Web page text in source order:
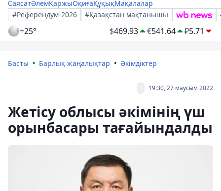
СаясатӘлемҚаржыОқиғаҚұқықМақалалар
#Референдум-2026
#Қазақстан мақтанышы
+25° $469.93 €541.64 ₽5.71
Басты Барлық жаңалықтар Әкімдіктер
19:30, 27 маусым 2022
Жетісу облысы әкімінің үш
орынбасары тағайындалды